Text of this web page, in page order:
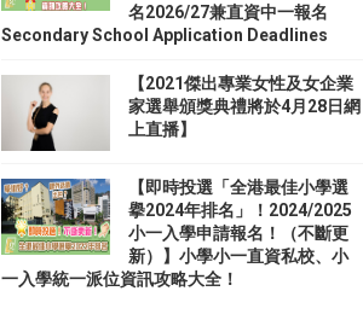
名2026/27兼直資中一報名
Secondary School Application Deadlines
【2021傑出專業女性及女企業
家選舉頒獎典禮將於4月28日網
上直播】
【即時投選「全港最佳小學選
擧2024年排名」！2024/2025
小一入學申請報名！（不斷更
新）】小學小一直資私校、小
一入學統一派位資訊攻略大全！